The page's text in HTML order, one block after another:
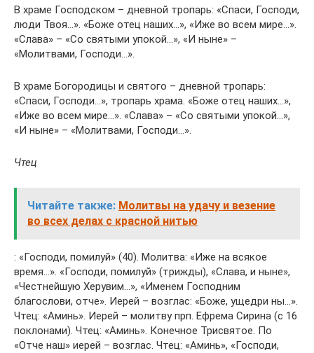
В храме Господском – дневной тропарь: «Спаси, Господи,
люди Твоя…». «Боже отец наших…», «Иже во всем мире…».
«Слава» – «Со святыми упокой…», «И ныне» –
«Молитвами, Господи…».
В храме Богородицы и святого – дневной тропарь:
«Спаси, Господи…», тропарь храма. «Боже отец наших…»,
«Иже во всем мире…». «Слава» – «Со святыми упокой…»,
«И ныне» – «Молитвами, Господи…».
Чтец
Читайте также: Молитвы на удачу и везение
во всех делах с красной нитью
: «Господи, помилуй» (40). Молитва: «Иже на всякое
время…». «Господи, помилуй» (трижды), «Слава, и ныне»,
«Честнейшую Херувим…», «Именем Господним
благослови, отче». Иерей – возглас: «Боже, ущедри ны…».
Чтец: «Аминь». Иерей – молитву прп. Ефрема Сирина (с 16
поклонами). Чтец: «Аминь». Конечное Трисвятое. По
«Отче наш» иерей – возглас. Чтец: «Аминь», «Господи,